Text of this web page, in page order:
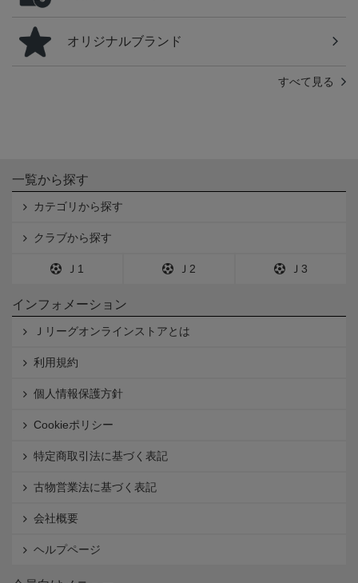
オリジナルブランド
すべて見る
一覧から探す
カテゴリから探す
クラブから探す
Ｊ1 Ｊ2 Ｊ3
インフォメーション
Ｊリーグオンラインストアとは
利用規約
個人情報保護方針
Cookieポリシー
特定商取引法に基づく表記
古物営業法に基づく表記
会社概要
ヘルプページ